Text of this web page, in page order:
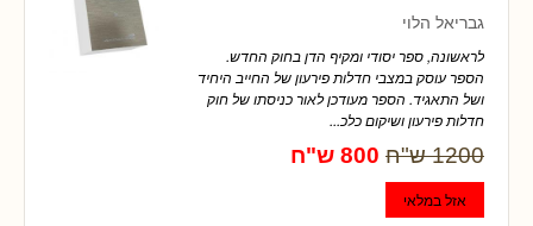
גבריאל הלוי
לראשונה, ספר יסודי ומקיף הדן בחוק החדש.
הספר עוסק במצבי חדלות פירעון של החייב היחיד
ושל התאגיד. הספר מעודכן לאור כניסתו של חוק
חדלות פירעון ושיקום כלכ...
1200 ש"ח 800 ש"ח